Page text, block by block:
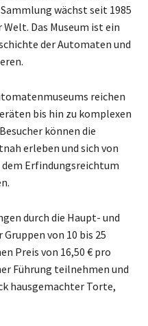
wächst seit 1985
Das Museum ist ein
der Automaten und
reichen
bis hin zu komplexen
können die
erleben und sich von
Erfindungsreichtum
durch die Haupt- und
von 10 bis 25
Preis von 16,50 € pro
Führung teilnehmen und
hausgemachter Torte,